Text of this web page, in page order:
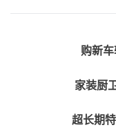
购新
家装厨
超长期